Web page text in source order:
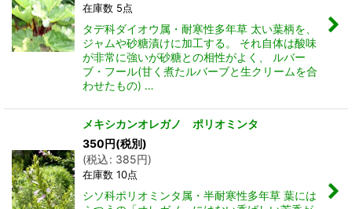
在庫数 5点
タデ科ダイオウ属・耐寒性多年草 太い葉柄を、
ジャムや砂糖漬けに加工する。 それ自体は酸味
が非常に強いが砂糖との相性がよく、 ルバー
ブ・フール(甘く煮たルバーブと生クリームを合
わせたもの) …
メキシカンオレガノ ポリオミンタ
350円(税別)
(税込: 385円)
在庫数 10点
シソ科ポリオミンタ属・半耐寒性多年草 葉には